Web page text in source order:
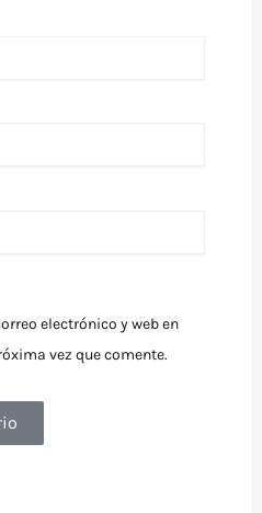
electrónico y web en
vez que comente.